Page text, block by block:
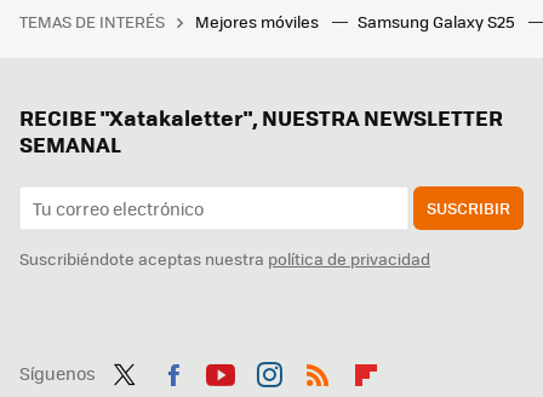
TEMAS DE INTERÉS Mejores móviles Samsung Galaxy S25
RECIBE "Xatakaletter", NUESTRA NEWSLETTER
SEMANAL
SUSCRIBIR
Suscribiéndote aceptas nuestra política de privacidad
Síguenos